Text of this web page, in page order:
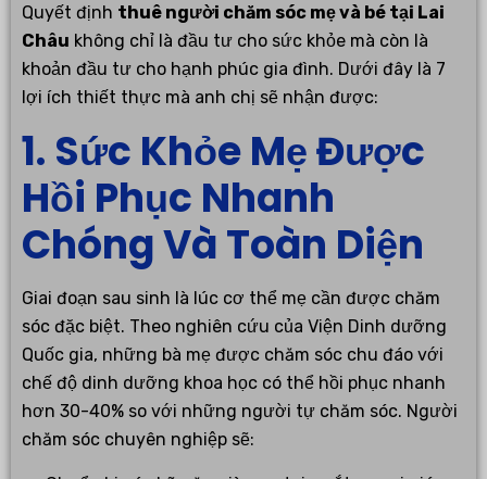
Quyết định thuê người chăm sóc mẹ và bé tại Lai
Châu không chỉ là đầu tư cho sức khỏe mà còn là
khoản đầu tư cho hạnh phúc gia đình. Dưới đây là 7
lợi ích thiết thực mà anh chị sẽ nhận được:
1. Sức Khỏe Mẹ Được
Hồi Phục Nhanh
Chóng Và Toàn Diện
Giai đoạn sau sinh là lúc cơ thể mẹ cần được chăm
sóc đặc biệt. Theo nghiên cứu của Viện Dinh dưỡng
Quốc gia, những bà mẹ được chăm sóc chu đáo với
chế độ dinh dưỡng khoa học có thể hồi phục nhanh
hơn 30-40% so với những người tự chăm sóc. Người
chăm sóc chuyên nghiệp sẽ: